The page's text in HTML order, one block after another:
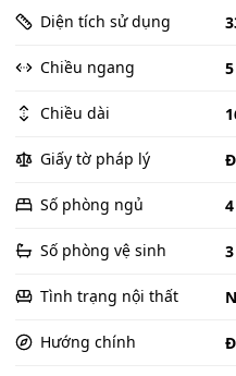
Diện tích sử dụng
Chiều ngang
Chiều dài
Giấy tờ pháp lý
Số phòng ngủ
Số phòng vệ sinh
Tình trạng nội thất
Hướng chính